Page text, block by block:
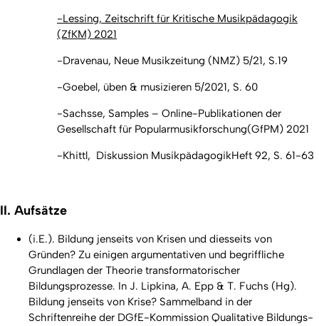
-Lessing, Zeitschrift für Kritische Musikpädagogik
(ZfKM) 2021
-Dravenau, Neue Musikzeitung (NMZ) 5/21, S.19
-Goebel, üben & musizieren 5/2021, S. 60
-Sachsse, Samples – Online-Publikationen der
Gesellschaft für Popularmusikforschung(GfPM) 2021
-Khittl, Diskussion MusikpädagogikHeft 92, S. 61-63
II. Aufsätze
(i.E.). Bildung jenseits von Krisen und diesseits von
Gründen? Zu einigen argumentativen und begriffliche
Grundlagen der Theorie transformatorischer
Bildungsprozesse. In J. Lipkina, A. Epp & T. Fuchs (Hg).
Bildung jenseits von Krise? Sammelband in der
Schriftenreihe der DGfE-Kommission Qualitative Bildungs-